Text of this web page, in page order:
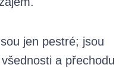
jen pestré; jsou
a přechodu